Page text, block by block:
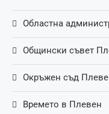
Областна
Общински съвет
Окръжен съд
Времето в Плевен